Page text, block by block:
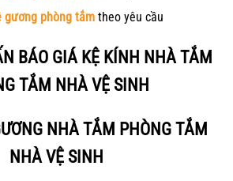
gương phòng tắm theo yêu cầu
BÁO GIÁ KỆ KÍNH NHÀ TẮM
TẮM NHÀ VỆ SINH
NHÀ TẮM PHÒNG TẮM
NHÀ VỆ SINH